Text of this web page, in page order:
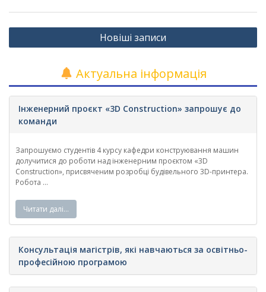
Навігація
за
Новіші записи
Актуальна інформація
Інженерний проєкт «3D Construction» запрошує до
команди
Запрошуємо студентів 4 курсу кафедри конструювання машин
долучитися до роботи над інженерним проєктом «3D
Construction», присвяченим розробці будівельного 3D-принтера.
Робота ...
Читати далі…
Консультація магістрів, які навчаються за освітньо-
професійною програмою